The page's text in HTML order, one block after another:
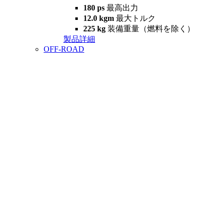
180 ps 最高出力
12.0 kgm 最大トルク
225 kg 装備重量（燃料を除く）
製品詳細
OFF-ROAD